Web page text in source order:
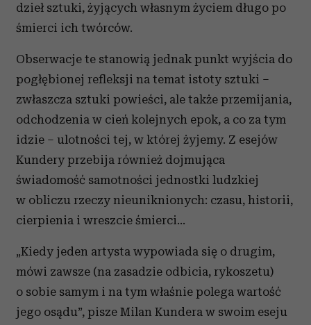
dzieł sztuki, żyjących własnym życiem długo po
śmierci ich twórców.
Obserwacje te stanowią jednak punkt wyjścia do
pogłębionej refleksji na temat istoty sztuki –
zwłaszcza sztuki powieści, ale także przemijania,
odchodzenia w cień kolejnych epok, a co za tym
idzie – ulotności tej, w której żyjemy. Z esejów
Kundery przebija również dojmująca
świadomość samotności jednostki ludzkiej
w obliczu rzeczy nieuniknionych: czasu, historii,
cierpienia i wreszcie śmierci…
„Kiedy jeden artysta wypowiada się o drugim,
mówi zawsze (na zasadzie odbicia, rykoszetu)
o sobie samym i na tym właśnie polega wartość
jego osądu”, pisze Milan Kundera w swoim eseju